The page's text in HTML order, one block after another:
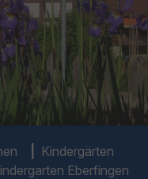
Kindergärten
Eberfingen